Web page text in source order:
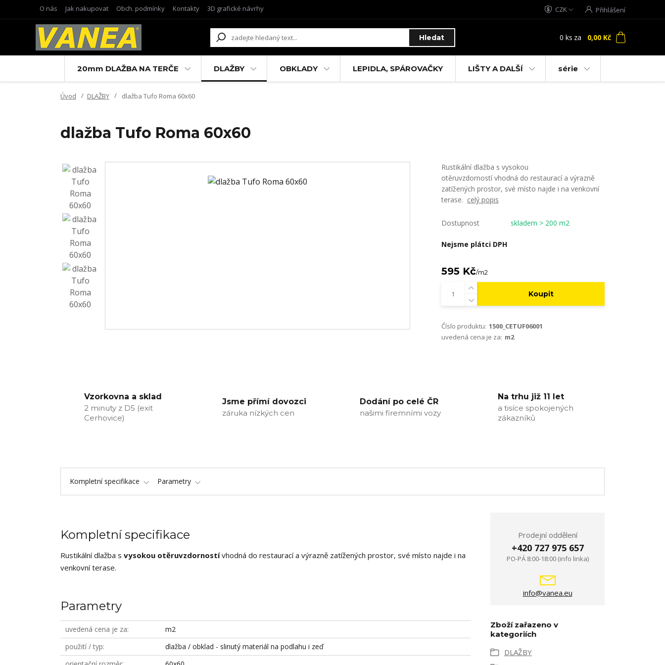
O nás Jak nakupovat Obch. podmínky Kontakty 3D grafické návrhy CZK Přihlášení
Hledat 0 ks za 0,00 Kč
20mm DLAŽBA NA TERČE DLAŽBY OBKLADY LEPIDLA, SPÁROVAČKY LIŠTY A DALŠÍ série
Úvod DLAŽBY dlažba Tufo Roma 60x60
dlažba Tufo Roma 60x60
Rustikální dlažba s vysokou
otěruvzdorností vhodná do restaurací a výrazně
zatížených prostor, své místo najde i na venkovní
terase. celý popis
Dostupnost skladem > 200 m2
Nejsme plátci DPH
595 Kč/m2
Koupit
Číslo produktu: 1500_CETUF06001
uvedená cena je za: m2
Vzorkovna a sklad
2 minuty z D5 (exit
Cerhovice)
Jsme přímí dovozci
záruka nízkých cen
Dodání po celé ČR
našimi firemními vozy
Na trhu již 11 let
a tisíce spokojených
zákazníků
Kompletní specifikace Parametry
Kompletní specifikace
Rustikální dlažba s vysokou otěruvzdornostívhodná do restaurací a výrazně zatížených prostor, své místo najde i na
venkovní terase.
Parametry
uvedená cena je za
m2
použití / typ
dlažba / obklad - slinutý materiál na podlahu i zeď
Prodejní oddělení
+420 727 975 657
PO-PÁ 8:00-18:00 (info linka)
info@vanea.eu
Zboží zařazeno v
kategoriích
DLAŽBY